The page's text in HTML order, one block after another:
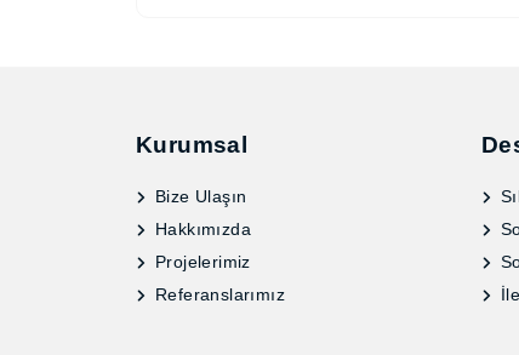
Bize Ulaşın
Hakkımızda
Projelerimiz